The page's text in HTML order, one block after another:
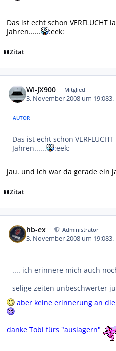
Das ist echt schon VERFLUCHT
Jahren......
:eek:
Zitat
WI-JX900 Mitglied
3. November 2008 um 19:083.
AUTOR
Das ist echt schon
Jahren......
:eek:
jau. und ich war da gerade ein
Zitat
hb-ex Administrator
3. November 2008 um 19:083.
.... ich erinnere mich auch
selige zeiten unbeschwerter
aber keine erinnerung an
danke Tobi fürs "auslagern"